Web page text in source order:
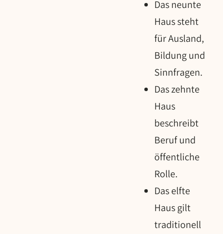
Das neunte
Haus steht
für Ausland,
Bildung und
Sinnfragen.
Das zehnte
Haus
beschreibt
Beruf und
öffentliche
Rolle.
Das elfte
Haus gilt
traditionell